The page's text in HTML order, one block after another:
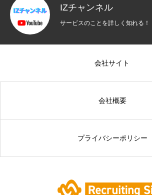
IZチャンネル
サービスのことを詳しく知れる！
会社サイト
会社概要
プライバシーポリシー